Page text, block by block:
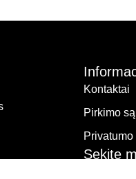
Kontaktai
Pirkimo
Sekite